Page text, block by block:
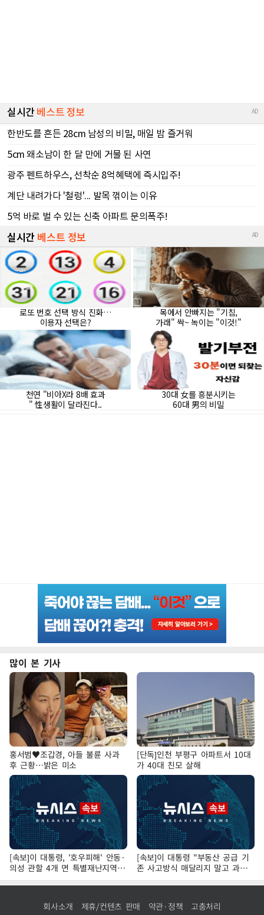
많이 본 기사
홍서범♥조갑경, 아들 불륜 사과
후 근황…밝은 미소
[단독]인천 부평구 아파트서 10대
가 40대 친모 살해
[속보]이 대통령, '호우피해' 안동·
의성 관할 4개 면 특별재난지역
선포
[속보]이 대통령 "부동산 공급 기
존 사고방식 매달리지 말고 과감
히 실천"
회사소개 제휴/컨텐츠 판매 약관·정책 고충처리